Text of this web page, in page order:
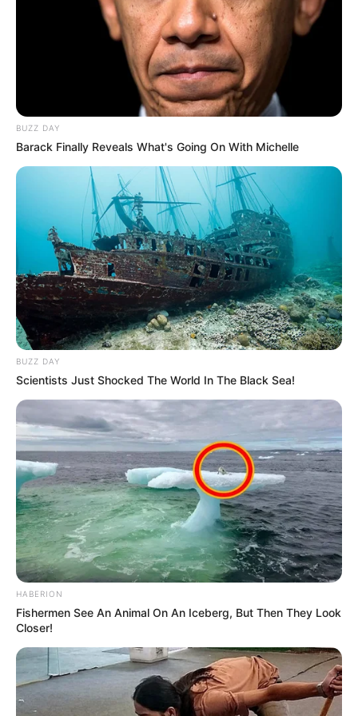
Tenemos todas las noticias que le
interesan. Para estar bien informado, por
favor, active las notificaciones de Alerta.
TEMAS DESTACADOS
CORTES DE LUZ EN BOLÍVAR
EL CARMEN DE BOLÍVAR
DUMEK TURBAY
ALCALDÍA DE CARTAGENA
YAMIL ARANA
FEMINICIDIO
BUZZ DAY
Barack Finally Reveals What's Going On With Michelle
BUZZ DAY
Scientists Just Shocked The World In The Black Sea!
HABERION
Fishermen See An Animal On An Iceberg, But Then They Look
Closer!